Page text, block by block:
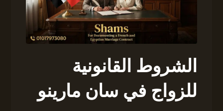
الشروط القانونية
للزواج في سان مارينو